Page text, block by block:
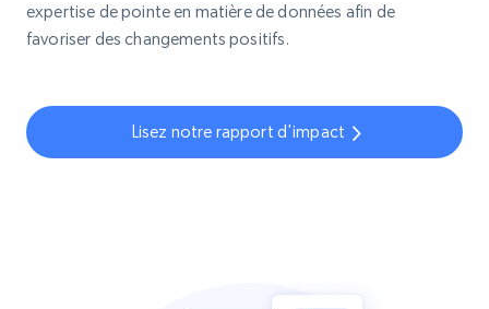
expertise de pointe en matière de données afin de
favoriser des changements positifs.
Lisez notre rapport d'impact